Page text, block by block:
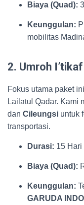
Biaya (Quad):
Keunggulan:
mobilitas
2. Umroh
Fokus utama paket
Lailatul Qadar. Kami
dan Cileungsi untuk
transportasi.
Durasi: 15 Hari
Biaya (Quad):
Keunggulan:
GARUDA